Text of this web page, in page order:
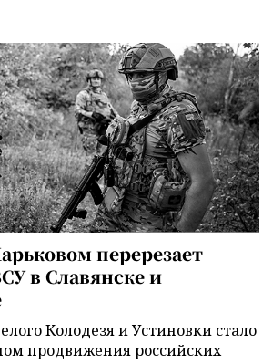
перерезает
в Славянске и
Колодезя и Устиновки стало
продвижения российских